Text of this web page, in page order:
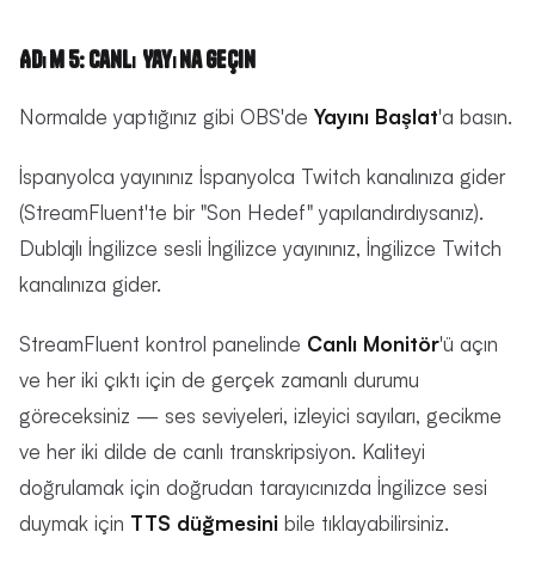
Adım 5: Canlı Yayına Geçin
Normalde yaptığınız gibi OBS'de Yayını Başlat'a basın.
İspanyolca yayınınız İspanyolca Twitch kanalınıza gider
(StreamFluent'te bir "Son Hedef" yapılandırdıysanız).
Dublajlı İngilizce sesli İngilizce yayınınız, İngilizce Twitch
kanalınıza gider.
StreamFluent kontrol panelinde Canlı Monitör'ü açın
ve her iki çıktı için de gerçek zamanlı durumu
göreceksiniz — ses seviyeleri, izleyici sayıları, gecikme
ve her iki dilde de canlı transkripsiyon. Kaliteyi
doğrulamak için doğrudan tarayıcınızda İngilizce sesi
duymak için TTS düğmesini bile tıklayabilirsiniz.